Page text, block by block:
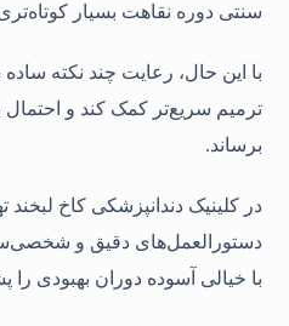
سنتی دوره نقاهت بسیار
با این حال، رعایت چند نکته ساده
ترمیم سریع‌تر کمک کند و احتمال
برساند.
در کلینیک دندانپزشکی کاخ لبخند
دستورالعمل‌های دقیق و
با خیالی آسوده دوران بهبودی را